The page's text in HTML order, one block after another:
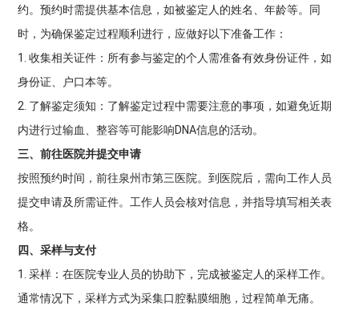
约。预约时需提供基本信息，如被鉴定人的姓名、年龄等。同
时，为确保鉴定过程顺利进行，应做好以下准备工作：
1. 收集相关证件：所有参与鉴定的个人需准备有效身份证件，如
身份证、户口本等。
2. 了解鉴定须知：了解鉴定过程中需要注意的事项，如避免近期
内进行过输血、整容等可能影响DNA信息的活动。
三、前往医院并提交申请
按照预约时间，前往泉州市第三医院。到医院后，需向工作人员
提交申请及所需证件。工作人员会核对信息，并指导填写相关表
格。
四、采样与支付
1. 采样：在医院专业人员的协助下，完成被鉴定人的采样工作。
通常情况下，采样方式为采集口腔黏膜细胞，过程简单无痛。